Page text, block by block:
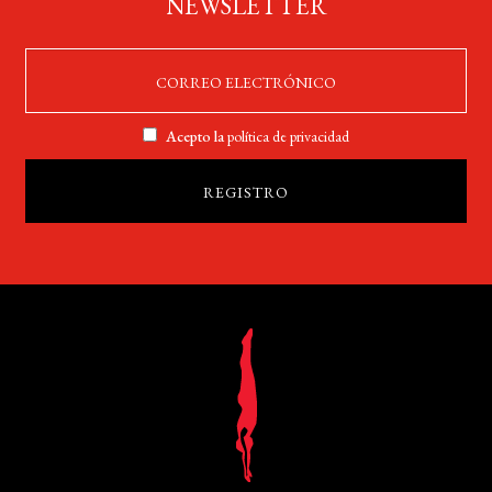
Acepto lapolítica de privacidad